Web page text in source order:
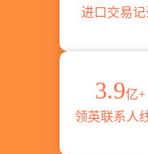
进口交易记
3.9亿+
领英联系人